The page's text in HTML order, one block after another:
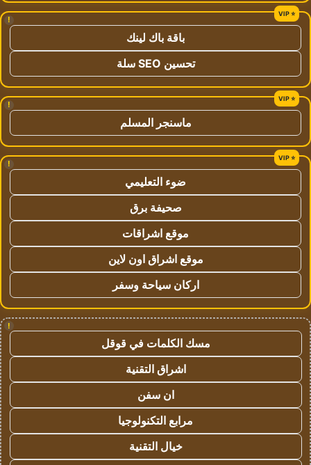
!
باقة باك لينك
تحسين SEO سلة
!
ماسنجر المسلم
!
ضوء التعليمي
صحيفة برق
موقع اشراقات
موقع اشراق اون لاين
اركان سياحة وسفر
!
مسك الكلمات في قوقل
اشراق التقنية
ان سفن
مرابع التكنولوجيا
خيال التقنية